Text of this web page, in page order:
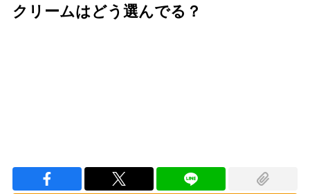
クリームはどう選んでる？